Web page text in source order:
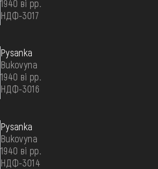
1940 ві рр.
НДФ-3017
Pysanka
Bukovyna
1940 ві рр.
НДФ-3016
Pysanka
Bukovyna
1940 ві рр.
НДФ-3014